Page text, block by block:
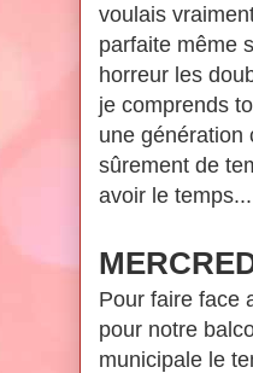
voulais
parfaite même
horreur les
je comprends
une génération
sûrement de
avoir le temps...
Pour faire face
pour notre
municipale le